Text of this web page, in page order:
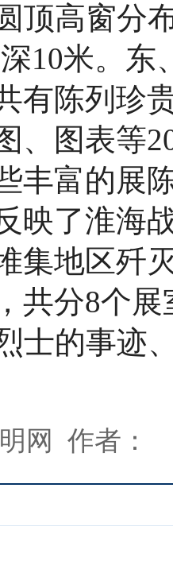
顶高窗分
10米。
有陈列珍
、图表等
丰富的展
映了淮海
集地区歼
共分8个
士的事迹
网 作者：